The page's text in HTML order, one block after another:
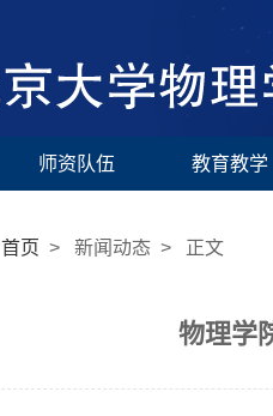
师资队伍 教育教学
首页 > 新闻动态 > 正文
物理学